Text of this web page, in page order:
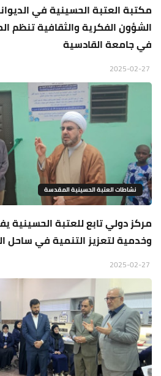
مكتبة العتبة الحسينية في
الشؤون الفكرية والثقافية تنظم
في جامعة القادسية
نشاطات العتبة الحسينية المقدسة
مركز دولي تابع للعتبة الحسينية
وخدمية لتعزيز التنمية في ساحل